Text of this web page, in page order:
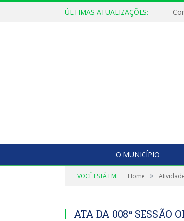
ÚLTIMAS ATUALIZAÇÕES:
O MUNICÍPIO
VOCÊ ESTÁ EM: Home »
ATA DA 008ª SESSÃO